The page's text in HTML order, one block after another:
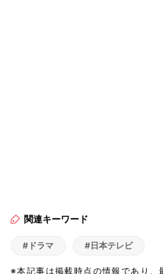
関連キーワード
#ドラマ #日本テレビ
※本記事は掲載時点の情報であり、